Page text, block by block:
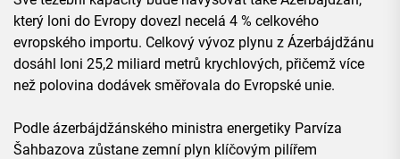
který loni do Evropy dovezl necelá 4 % celkového
evropského importu. Celkový vývoz plynu z Ázerbájdžánu
dosáhl loni 25,2 miliard metrů krychlových, přičemž více
než polovina dodávek směřovala do Evropské unie.
Podle ázerbájdžánského ministra energetiky Parvíza
Šahbazova zůstane zemní plyn klíčovým pilířem